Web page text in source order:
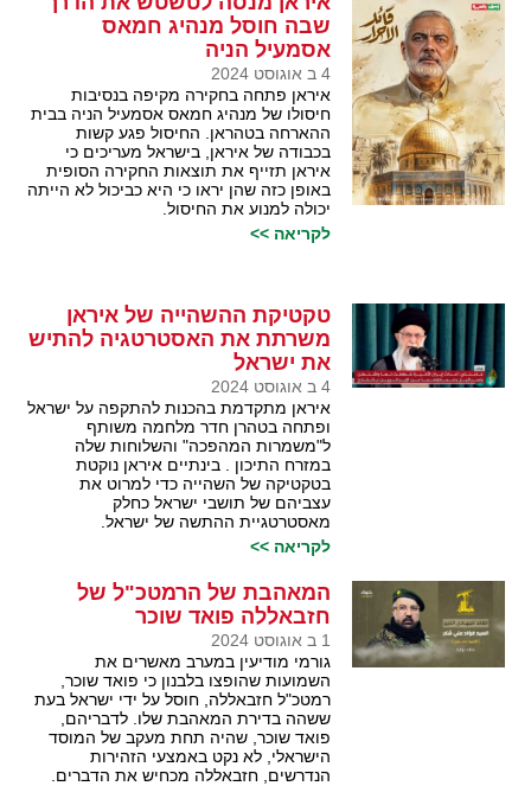
שבה חוסל מנהיג חמאס
אסמעיל הניה
4 ב אוגוסט 2024
איראן פתחה בחקירה מקיפה בנסיבות
חיסולו של מנהיג חמאס אסמעיל הניה בבית
ההארחה בטהראן. החיסול פגע קשות
בכבודה של איראן, בישראל מעריכים כי
איראן תזייף את תוצאות החקירה הסופית
באופן כזה שהן יראו כי היא כביכול לא הייתה
יכולה למנוע את החיסול.
לקריאה >>
טקטיקת ההשהייה של איראן
משרתת את האסטרטגיה להתיש
את ישראל
4 ב אוגוסט 2024
איראן מתקדמת בהכנות להתקפה על ישראל
ופתחה בטהרן חדר מלחמה משותף
ל"משמרות המהפכה" והשלוחות שלה
במזרח התיכון . בינתיים איראן נוקטת
בטקטיקה של השהייה כדי למרוט את
עצביהם של תושבי ישראל כחלק
מאסטרטגיית ההתשה של ישראל.
לקריאה >>
המאהבת של הרמטכ"ל של
חזבאללה פואד שוכר
1 ב אוגוסט 2024
גורמי מודיעין במערב מאשרים את
השמועות שהופצו בלבנון כי פואד שוכר,
רמטכ"ל חזבאללה, חוסל על ידי ישראל בעת
ששהה בדירת המאהבת שלו. לדבריהם,
פואד שוכר, שהיה תחת מעקב של המוסד
הישראלי, לא נקט באמצעי הזהירות
הנדרשים, חזבאללה מכחיש את הדברים.